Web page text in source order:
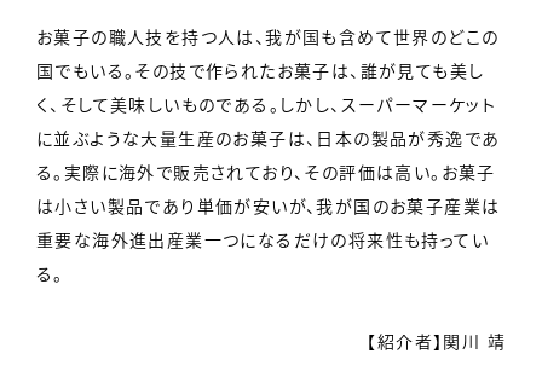
お菓子の職人技を持つ人は、我が国も含めて世界のどこの
国でもいる。その技で作られたお菓子は、誰が見ても美し
く、そして美味しいものである。しかし、スーパーマーケット
に並ぶような大量生産のお菓子は、日本の製品が秀逸であ
る。実際に海外で販売されており、その評価は高い。お菓子
は小さい製品であり単価が安いが、我が国のお菓子産業は
重要な海外進出産業一つになるだけの将来性も持ってい
る。
【紹介者】関川 靖